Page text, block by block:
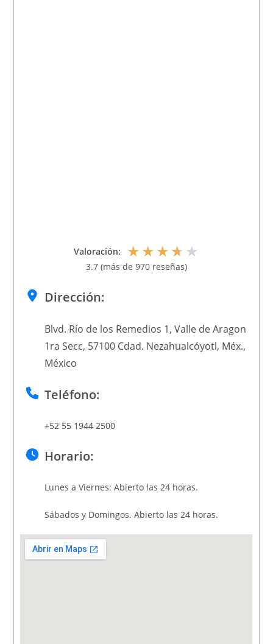
Valoración: ★★★★ ★
3.7 (más de 970 reseñas)
Dirección:
Blvd. Río de los Remedios 1, Valle de Aragon
1ra Secc, 57100 Cdad. Nezahualcóyotl, Méx.,
México
Teléfono:
+52 55 1944 2500
Horario:
Lunes a Viernes: Abierto las 24 horas.
Sábados y Domingos. Abierto las 24 horas.